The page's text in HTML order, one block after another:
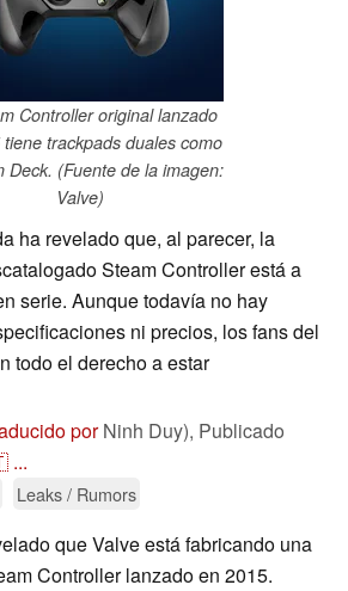
Controller original lanzado
trackpads duales como
Deck. (Fuente de la imagen:
Valve)
ha revelado que, al parecer, la
Steam Controller está a
serie. Aunque todavía no hay
ni precios, los fans del
todo el derecho a estar
porNinh Duy), Publicado
...
Leaks / Rumors
que Valve está fabricando una
Controller lanzado en 2015.